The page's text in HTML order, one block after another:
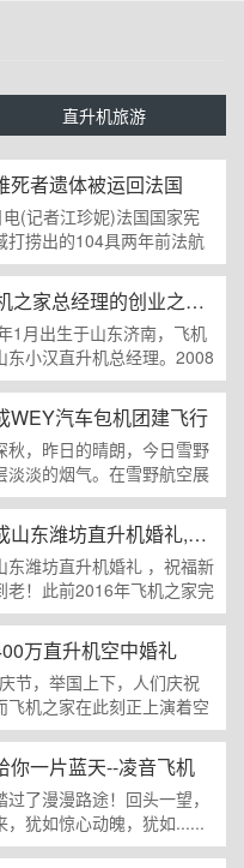
直升机旅游
死者遗体被运回法国
(记者江珍妮)法国国家宪
打捞出的104具两年前法航
郭兆荣：85后飞机之家总经理的创业之路运营8架直升机
1月出生于山东济南，飞机
东小汉直升机总经理。2008
WEY汽车包机团建飞行
秋，昨日的晴朗，今日雪野
淡淡的烟气。在雪野航空展
飞机之家再次完成山东潍坊直升机婚礼,百年好合白头到老!
东潍坊直升机婚礼 ，祝福新
老！此前2016年飞机之家完
万直升机空中婚礼
节，举国上下，人们庆祝
飞机之家在此刻正上演着空
你一片蓝天--凌音飞机
了漫漫路途！回头一望，
，犹如惊心动魄，犹如......